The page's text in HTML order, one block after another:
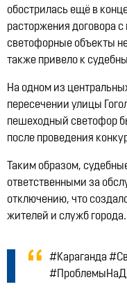
обострилась ещё в
расторжения договора
светофорные объекты
также привело к
На одном из
пересечении улицы
пешеходный светофор
после проведения
Таким образом,
ответственными за
отключению, что
жителей и служб города.​
#Караганда